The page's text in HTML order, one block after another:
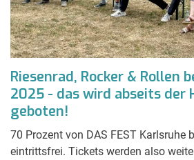
Riesenrad, Rocker & Rollen
2025 - das wird abseits der
geboten!
70 Prozent von DAS FEST Karlsruhe
eintrittsfrei. Tickets werden also